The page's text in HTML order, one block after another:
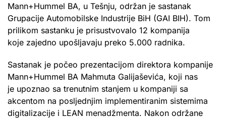
Mann+Hummel BA, u Tešnju, održan je sastanak
Grupacije Automobilske Industrije BiH (GAI BIH). Tom
prilikom sastanku je prisustvovalo 12 kompanija
koje zajedno upošljavaju preko 5.000 radnika.
Sastanak je počeo prezentacijom direktora kompanije
Mann+Hummel BA Mahmuta Galijaševića, koji nas
je upoznao sa trenutnim stanjem u kompaniji sa
akcentom na posljednjim implementiranim sistemima
digitalizacije i LEAN menadžmenta. Nakon održane